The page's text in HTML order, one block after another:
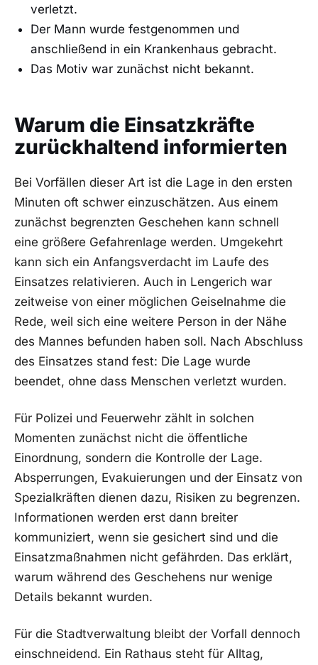
verletzt.
Der Mann wurde festgenommen und
anschließend in ein Krankenhaus gebracht.
Das Motiv war zunächst nicht bekannt.
Warum die Einsatzkräfte
zurückhaltend informierten
Bei Vorfällen dieser Art ist die Lage in den ersten
Minuten oft schwer einzuschätzen. Aus einem
zunächst begrenzten Geschehen kann schnell
eine größere Gefahrenlage werden. Umgekehrt
kann sich ein Anfangsverdacht im Laufe des
Einsatzes relativieren. Auch in Lengerich war
zeitweise von einer möglichen Geiselnahme die
Rede, weil sich eine weitere Person in der Nähe
des Mannes befunden haben soll. Nach Abschluss
des Einsatzes stand fest: Die Lage wurde
beendet, ohne dass Menschen verletzt wurden.
Für Polizei und Feuerwehr zählt in solchen
Momenten zunächst nicht die öffentliche
Einordnung, sondern die Kontrolle der Lage.
Absperrungen, Evakuierungen und der Einsatz von
Spezialkräften dienen dazu, Risiken zu begrenzen.
Informationen werden erst dann breiter
kommuniziert, wenn sie gesichert sind und die
Einsatzmaßnahmen nicht gefährden. Das erklärt,
warum während des Geschehens nur wenige
Details bekannt wurden.
Für die Stadtverwaltung bleibt der Vorfall dennoch
einschneidend. Ein Rathaus steht für Alltag,